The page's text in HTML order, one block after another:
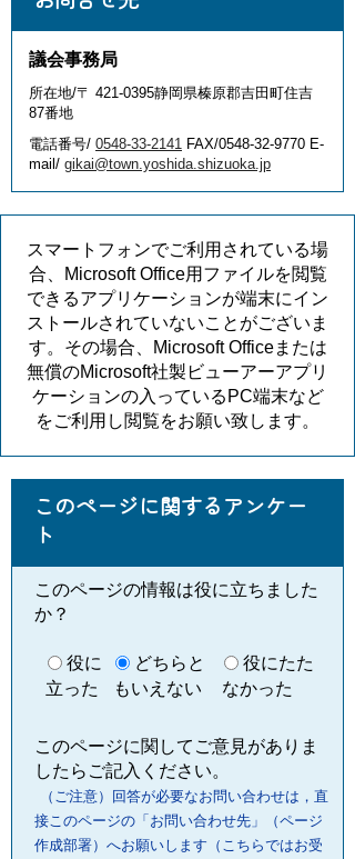
議会事務局
所在地/〒 421-0395静岡県榛原郡吉田町住吉
87番地
電話番号/ 0548-33-2141 FAX/0548-32-9770 E-
mail/ gikai@town.yoshida.shizuoka.jp
スマートフォンでご利用されている場
合、Microsoft Office用ファイルを閲覧
できるアプリケーションが端末にイン
ストールされていないことがございま
す。その場合、Microsoft Officeまたは
無償のMicrosoft社製ビューアーアプリ
ケーションの入っているPC端末など
をご利用し閲覧をお願い致します。
このページに関するアンケー
ト
このページの情報は役に立ちました
か？
役に
立った
どちらと
もいえない
役にたた
なかった
このページに関してご意見がありま
したらご記入ください。
（ご注意）回答が必要なお問い合わせは，直
接このページの「お問い合わせ先」（ページ
作成部署）へお願いします（こちらではお受